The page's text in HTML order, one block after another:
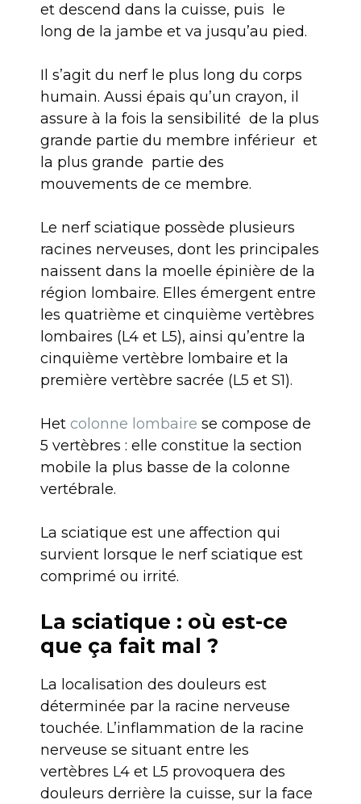
et descend dans la cuisse, puis le
long de la jambe et va jusqu’au pied.
Il s’agit du nerf le plus long du corps
humain. Aussi épais qu’un crayon, il
assure à la fois la sensibilité de la plus
grande partie du membre inférieur et
la plus grande partie des
mouvements de ce membre.
Le nerf sciatique possède plusieurs
racines nerveuses, dont les principales
naissent dans la moelle épinière de la
région lombaire. Elles émergent entre
les quatrième et cinquième vertèbres
lombaires (L4 et L5), ainsi qu’entre la
cinquième vertèbre lombaire et la
première vertèbre sacrée (L5 et S1).
Het colonne lombaire se compose de
5 vertèbres : elle constitue la section
mobile la plus basse de la colonne
vertébrale.
La sciatique est une affection qui
survient lorsque le nerf sciatique est
comprimé ou irrité.
La sciatique : où est-ce
que ça fait mal ?
La localisation des douleurs est
déterminée par la racine nerveuse
touchée. L’inflammation de la racine
nerveuse se situant entre les
vertèbres L4 et L5 provoquera des
douleurs derrière la cuisse, sur la face